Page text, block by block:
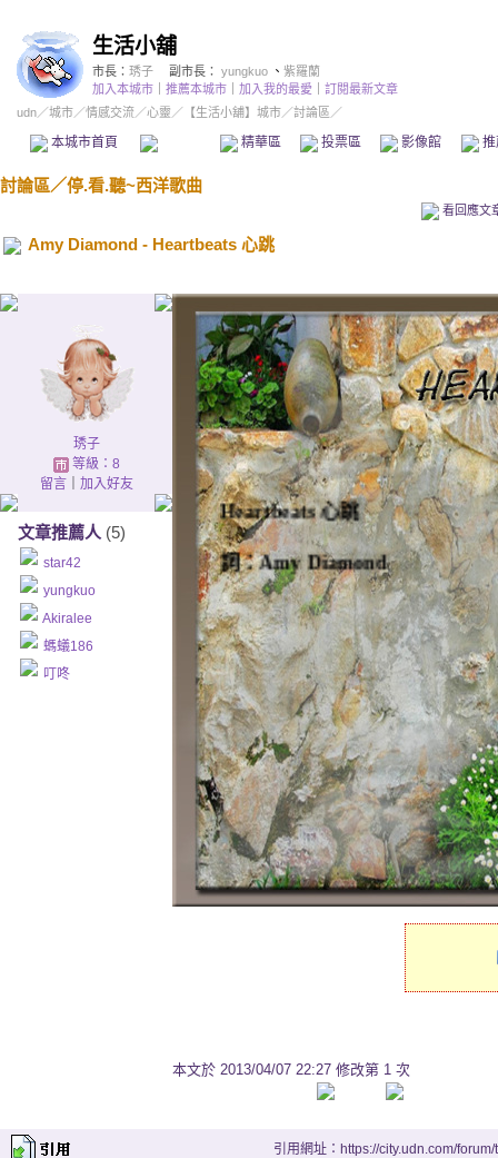
生活小舖
市長： 琇子 副市長： yungkuo 、 紫羅蘭
加入本城市
推薦本城市 加入我的最愛
訂閱最新文章
udn／城市／情感交流／心靈 ／ 【生活小舖】城市／討論區／
本城市首頁 精華區 投票區 影像館
討論區／停.看.聽~西洋歌曲
看回應文
Amy Diamond - Heartbeats 心跳
琇子
等級：8
留言｜ 加入好友
文章推薦人 (5)
star42
yungkuo
Akiralee
螞蟻186
叮咚
Heartbeats 心跳
詞：Amy Diamond
曲：Amy Diamond
Amy Diamond 艾米·戴蒙德
I can't figure out
我搞不清楚
Is it meant to be this way
這是否意味著只能如此
Easy words so hard to say
簡單的話語卻難以說出口
I can't live without
我不能生存
Knowing how you feel
如果無法觸摸到你的感覺
如果無法得知這是否真實
告訴我是我錯了嗎？
本文於 2013/04/07 22:27 修改第 1 次
引用網址：https://city.udn.com/